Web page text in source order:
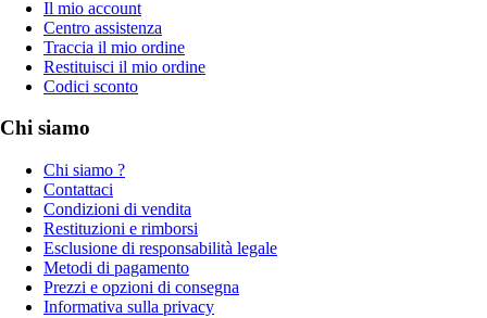
Il mio account
Centro assistenza
Traccia il mio ordine
Restituisci il mio ordine
Codici sconto
Chi siamo
Chi siamo ?
Contattaci
Condizioni di vendita
Restituzioni e rimborsi
Esclusione di responsabilità legale
Metodi di pagamento
Prezzi e opzioni di consegna
Informativa sulla privacy